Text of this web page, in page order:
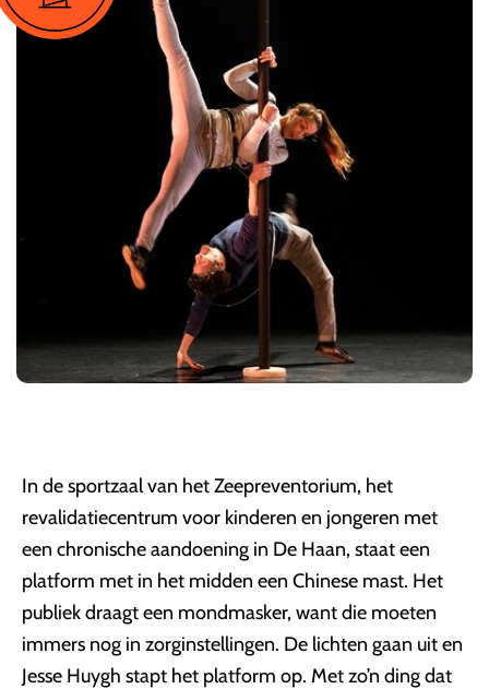
In de sportzaal van het Zeepreventorium, het
revalidatiecentrum voor kinderen en jongeren met
een chronische aandoening in De Haan, staat een
platform met in het midden een Chinese mast. Het
publiek draagt een mondmasker, want die moeten
immers nog in zorginstellingen. De lichten gaan uit en
Jesse Huygh stapt het platform op. Met zo’n ding dat